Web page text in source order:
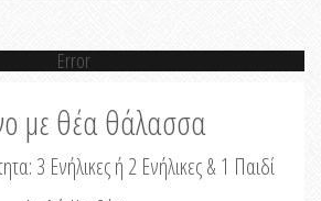
Error
με θέα θάλασσα
3 Ενήλικες ή 2 Ενήλικες & 1 Παιδί